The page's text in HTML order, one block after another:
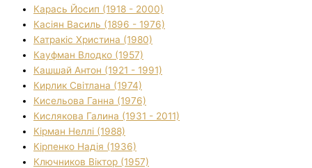
Карась Йосип (1918 - 2000)
Касіян Василь (1896 - 1976)
Катракіс Христина (1980)
Кауфман Влодко (1957)
Кашшай Антон (1921 - 1991)
Кирлик Світлана (1974)
Кисельова Ганна (1976)
Кислякова Галина (1931 - 2011)
Кірман Неллі (1988)
Кірпенко Надія (1936)
Ключников Віктор (1957)